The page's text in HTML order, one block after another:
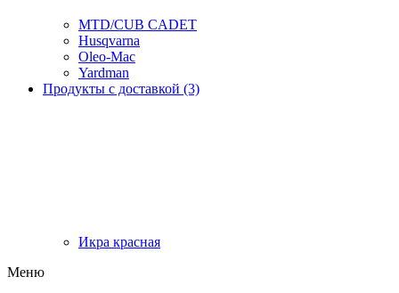
MTD/CUB CADET
Husqvarna
Oleo-Mac
Yardman
Продукты с доставкой (3)
Икра красная
Меню